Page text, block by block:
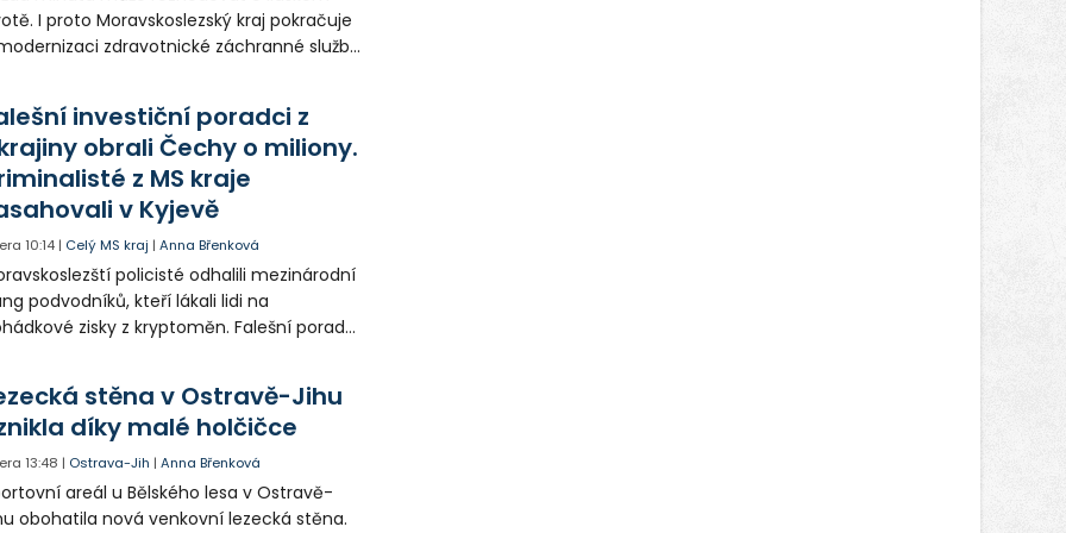
I proto Moravskoslezský kraj pokračuje
zdravotnické záchranné služby
investiční poradci z
obrali Čechy o miliony.
z MS kraje
v Kyjevě
10:14 | Celý MS kraj |Anna Břenková
policisté odhalili mezinárodní
podvodníků, kteří lákali lidi na
zisky z kryptoměn. Falešní poradci
až stovky milionů korun. Na padesátce
prohlídek v Kyjevě se podíleli i
vyšetřovatelé.
stěna v Ostravě-Jihu
díky malé holčičce
13:48 | Ostrava-Jih |Anna Břenková
areál u Bělského lesa v Ostravě-
obohatila nová venkovní lezecká stěna.